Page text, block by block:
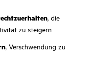
, die
zu steigern
, Verschwendung zu